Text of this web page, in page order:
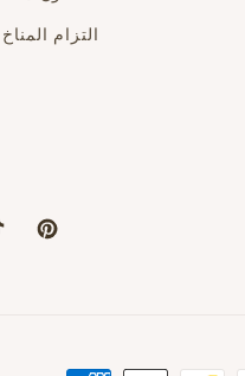
التزام المناخ
Pinterest